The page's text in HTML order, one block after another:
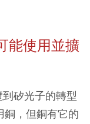
能使用並擴
矽光子的轉型
銅，但銅有它的